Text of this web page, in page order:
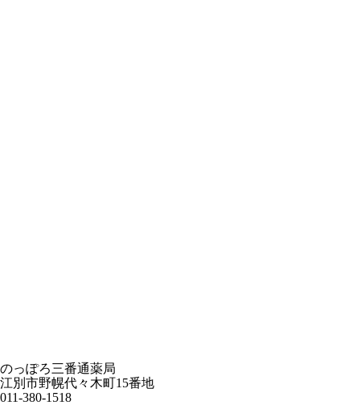
のっぽろ三番通薬局
江別市野幌代々木町15番地
011-380-1518